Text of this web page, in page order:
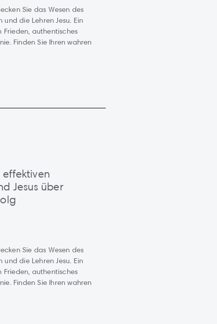
Sie das Wesen des
und die Lehren Jesu. Ein
authentisches
Finden Sie Ihren wahren
effektiven
Jesus über
Sie das Wesen des
und die Lehren Jesu. Ein
authentisches
Finden Sie Ihren wahren